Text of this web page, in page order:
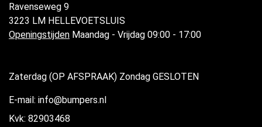
Ravenseweg 9
3223 LM HELLEVOETSLUIS
Openingstijden Maandag - Vrijdag 09:00 - 17:00
Zaterdag (OP AFSPRAAK) Zondag GESLOTEN
E-mail: info@bumpers.nl
Kvk: 82903468